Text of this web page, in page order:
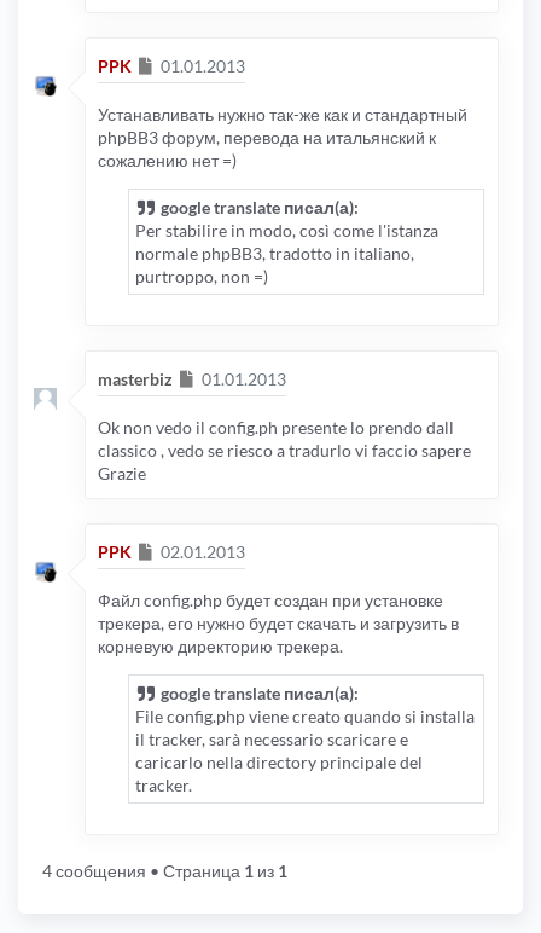
PPK Сообщение
01.01.2013
Устанавливать нужно так-же как и стандартный
phpBB3 форум, перевода на итальянский к
сожалению нет =)
google translate писал(а):
Per stabilire in modo, così come l'istanza
normale phpBB3, tradotto in italiano,
purtroppo, non =)
masterbiz Сообщение
01.01.2013
Ok non vedo il config.ph presente lo prendo dall
classico , vedo se riesco a tradurlo vi faccio sapere
Grazie
PPK Сообщение
02.01.2013
Файл config.php будет создан при установке
трекера, его нужно будет скачать и загрузить в
корневую директорию трекера.
google translate писал(а):
File config.php viene creato quando si installa
il tracker, sarà necessario scaricare e
caricarlo nella directory principale del
tracker.
4 сообщения • Страница 1 из 1